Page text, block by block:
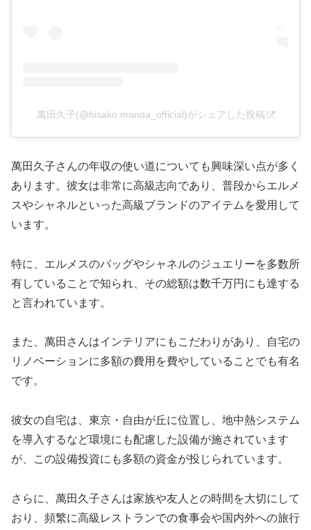
萬田久子(@hisako.manda_official)がシェアした投稿
萬田久子さんの年収の使い道についても興味深い点が多く
あります。彼女は非常に高級志向であり、普段からエルメ
スやシャネルといった高級ブランドのアイテムを愛用して
います。
特に、エルメスのバッグやシャネルのジュエリーを多数所
有していることで知られ、その総額は数千万円にも達する
と言われています。
また、 萬田さんはインテリアにもこだわりがあり、自宅の
リノベーションに多額の費用を費やしていることでも有名
です。
彼女の自宅は、東京・自由が丘に位置し、地中熱システム
を導入するなど環境にも配慮した設備が施されています
が、この設備投資にも多額の資金が投じられています。
さらに、萬田久子さんは家族や友人との時間を大切にして
おり、頻繁に高級レストランでの食事会や国内外への旅行